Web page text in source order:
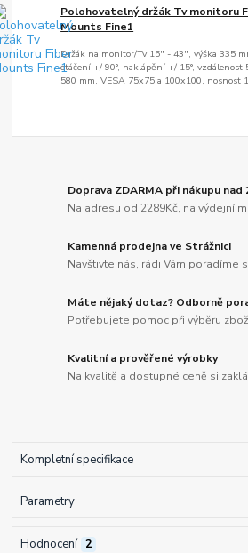
Polohovatelný držák Tv monitoru
Mounts Fine1
Držák na monitor/Tv 15" - 43", výška 335
otáčení +/-90°, naklápění +/-15°, vzdálenost
580 mm, VESA 75x75 a 100x100, nosnost
Doprava ZDARMA při nákupu nad
Na adresu od 2289Kč, na výdejní
Kamenná prodejna ve Strážnici
Navštivte nás, rádi Vám poradíme
Máte nějaký dotaz? Odborně
Potřebujete pomoc při výběru
Kvalitní a prověřené výrobky
Na kvalitě a dostupné ceně si
Kompletní specifikace
Parametry
Hodnocení 2